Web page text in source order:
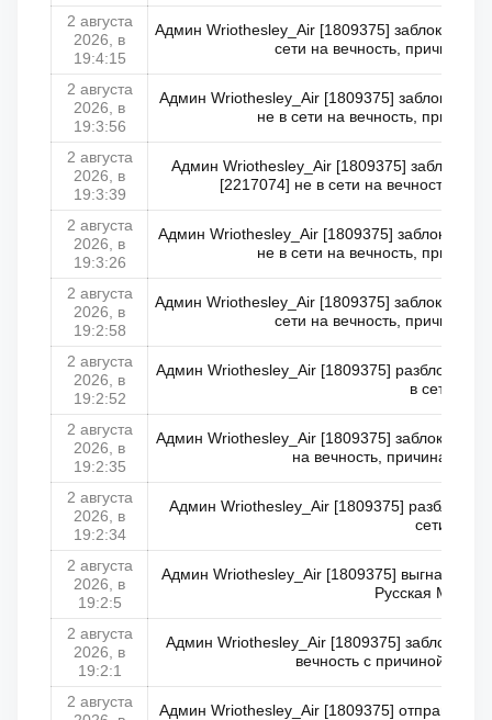
2 августа
2026, в
19:4:15
Админ Wriothesley_Air [1809375]
сети на вечность, причина:
2 августа
2026, в
19:3:56
Админ Wriothesley_Air [1809375]
не в сети на вечность,
2 августа
2026, в
19:3:39
Админ Wriothesley_Air [1809375]
[2217074] не в сети на вечность,
2 августа
2026, в
19:3:26
Админ Wriothesley_Air [1809375]
не в сети на вечность,
2 августа
2026, в
19:2:58
Админ Wriothesley_Air [1809375]
сети на вечность, причина:
2 августа
2026, в
19:2:52
Админ Wriothesley_Air [1809375]
в сети
2 августа
2026, в
19:2:35
Админ Wriothesley_Air [1809375]
на вечность, причина:
2 августа
2026, в
19:2:34
Админ Wriothesley_Air [1809375]
сети
2 августа
2026, в
19:2:5
Админ Wriothesley_Air [1809375] выгнал
Русская Мафия
2 августа
2026, в
19:2:1
Админ Wriothesley_Air [1809375]
вечность с причиной:
2 августа
Админ Wriothesley_Air [1809375] отправил